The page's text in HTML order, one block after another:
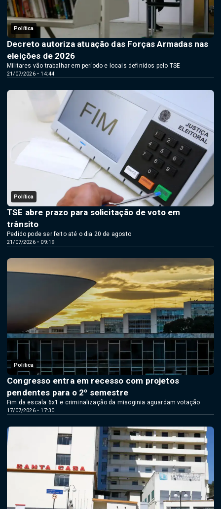
Política
21/07/2026 • 14:44
Decreto autoriza atuação das Forças Armadas nas
eleições de 2026
Militares vão trabalhar em período e locais definidos pelo TSE
Política
21/07/2026 • 09:19
TSE abre prazo para solicitação de voto em
trânsito
Pedido pode ser feito até o dia 20 de agosto
Política
17/07/2026 • 17:30
Congresso entra em recesso com projetos
pendentes para o 2º semestre
Fim da escala 6x1 e criminalização da misoginia aguardam votação